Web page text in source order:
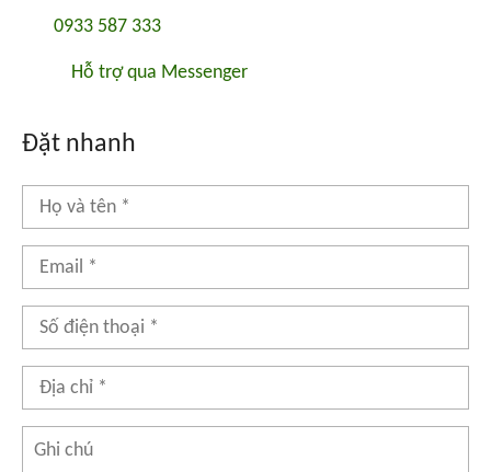
0933 587 333
Hỗ trợ qua Messenger
Đặt nhanh